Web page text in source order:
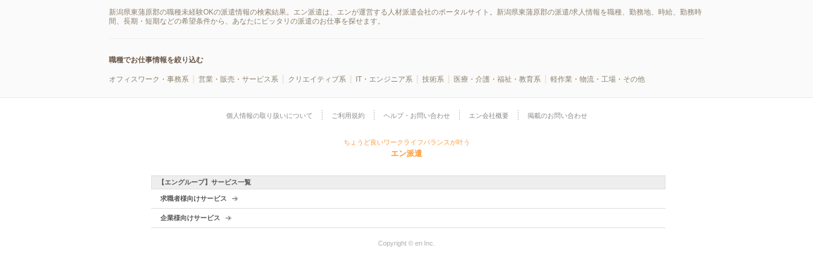
新潟県東蒲原郡の職種未経験OKの派遣情報の検索結果。エン派遣は、エンが運営する人材派遣会社のポータルサイト。新潟県東蒲原郡の派遣/求人情報を職種、勤務地、時給、勤務時
間、長期・短期などの希望条件から、あなたにピッタリの派遣のお仕事を探せます。
職種でお仕事情報を絞り込む
オフィスワーク・事務系 営業・販売・サービス系 クリエイティブ系 IT・エンジニア系 技術系 医療・介護・福祉・教育系 軽作業・物流・工場・その他
個人情報の取り扱いについて ご利用規約 ヘルプ・お問い合わせ エン会社概要 掲載のお問い合わせ
ちょうど良いワークライフバランスが叶う
エン派遣
【エングループ】サービス一覧
求職者様向けサービス
企業様向けサービス
Copyright © en Inc.